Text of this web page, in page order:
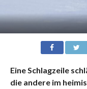
Eine Schlagzeile
die andere im